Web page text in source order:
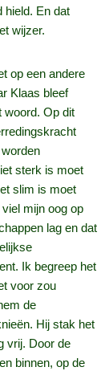
hield. En dat
wijzer.
op een andere
Klaas bleef
woord. Op dit
sterk is moet
slim is moet
mijn oog op
lag en dat
Ik begreep het
voor zou
de
Hij stak het
vrij. Door de
binnen, op de